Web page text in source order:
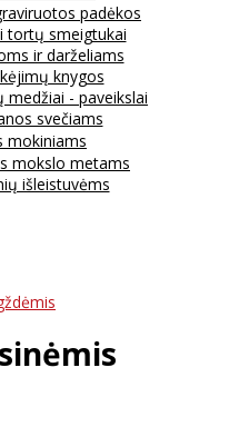
padėkos
tortų smeigtukai
ir darželiams
knygos
medžiai - paveikslai
svečiams
mokiniams
mokslo metams
išleistuvėms